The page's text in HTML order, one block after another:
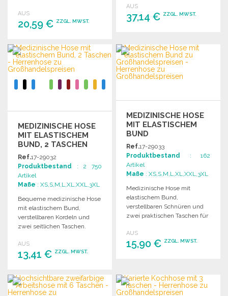
Komfort.
AUS
20,59 € ZZGL. MWST.
BESTELLEN
Angebot anfordern
Aktivitäten.
AUS
37,14 € ZZGL. MWST.
Angebot anfordern
MEDIZINISCHE HOSE
MIT ELASTISCHEM
BUND, 2 TASCHEN
Ref.17-29032
Produktbestand : 2 750
Artikel
Maße : XS,S,M,L,XL,XXL,3XL
Bequeme medizinische Hose
mit elastischem Bund,
verstellbaren Kordeln und
zwei seitlichen Taschen.
Baumwolle.
AUS
13,41 € ZZGL. MWST.
BESTELLEN
Angebot anfordern
MEDIZINISCHE HOSE
MIT ELASTISCHEM
BUND
Ref.17-29033
Produktbestand : 162
Artikel
Maße : XS,S,M,L,XL,XXL,3XL
Medizinische Hose mit
elastischem Bund,
verstellbaren Schnüren und
zwei praktischen Taschen für
Funktionalität.
AUS
15,90 € ZZGL. MWST.
Angebot anfordern